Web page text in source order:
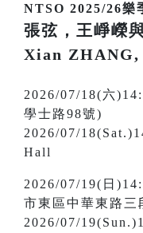
NTSO 2025/26樂
張弦，王崢嶸
Xian
2026/07/18(六
學士路98號)
2026/07/
Hall
2026/07/19(日
市東區中華東路三
2026/07/